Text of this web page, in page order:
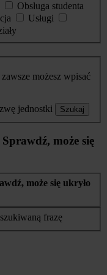
Obsługa studenta
Usługi
zawsze możesz wpisać
jednostki Szukaj
Sprawdź, może się
może się ukryło
frazę